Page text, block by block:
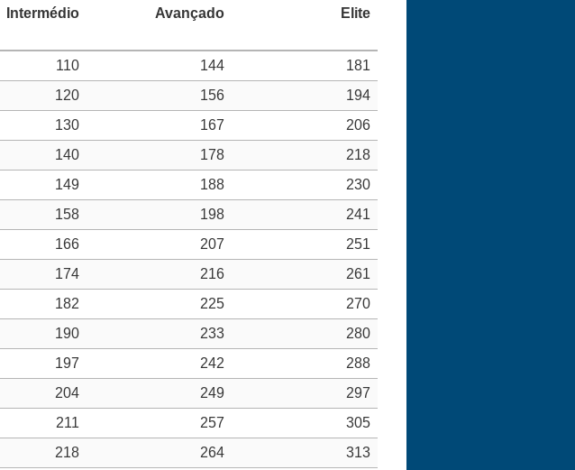
110 144
181
120 156
194
130 167
206
140 178
218
149 188
230
158 198
241
166 207
251
174 216
261
182 225
270
190 233
280
197 242
288
204 249
297
211 257
305
218 264
313